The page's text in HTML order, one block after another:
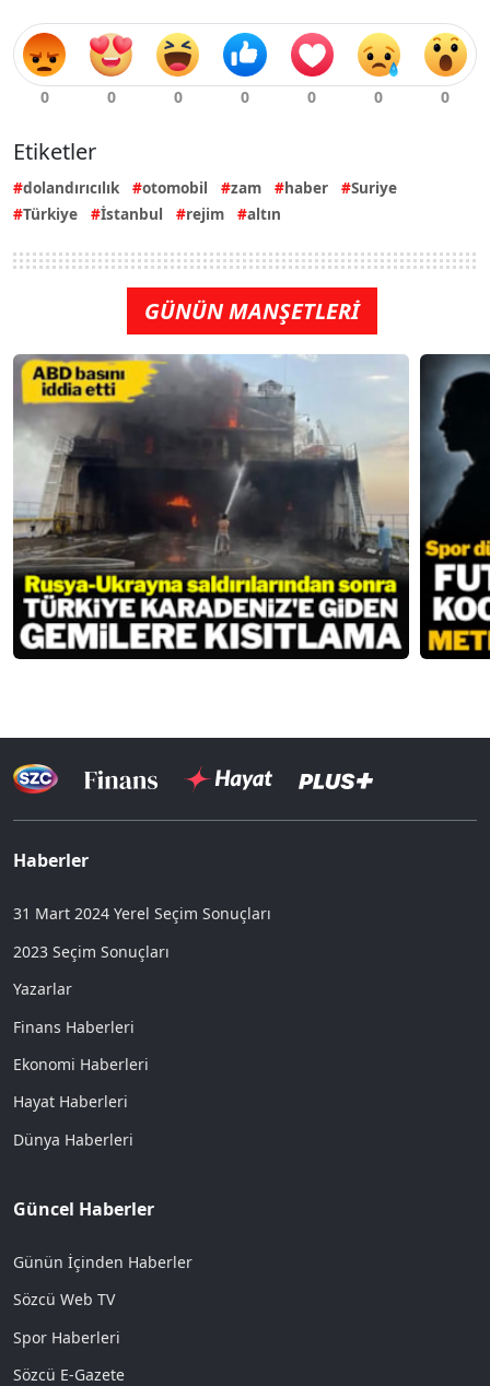
Etiketler
dolandırıcılık otomobil zam haber
Suriye
Türkiye
İstanbul rejim altın
GÜNÜN MANŞETLERİ
Haberler
31 Mart 2024 Yerel Seçim Sonuçları
2023 Seçim Sonuçları
Yazarlar
Finans Haberleri
Ekonomi Haberleri
Hayat Haberleri
Dünya Haberleri
Güncel Haberler
Günün İçinden Haberler
Sözcü Web TV
Spor Haberleri
Sözcü E-Gazete